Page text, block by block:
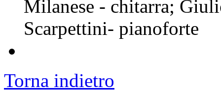
Milanese - chitarra;
Scarpettini- pianoforte
Torna indietro